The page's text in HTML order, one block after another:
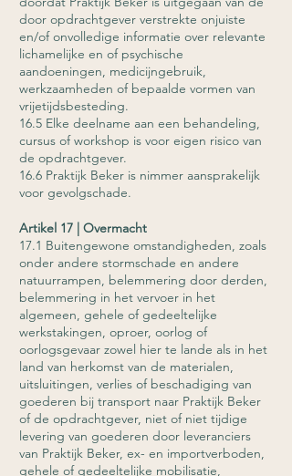
door opdrachtgever verstrekte onjuiste
en/of onvolledige informatie over relevante
lichamelijke en of psychische
aandoeningen, medicijngebruik,
werkzaamheden of bepaalde vormen van
vrijetijdsbesteding.
16.5 Elke deelname aan een behandeling,
cursus of workshop is voor eigen risico van
de opdrachtgever.
16.6 Praktijk Beker is nimmer aansprakelijk
voor gevolgschade.
Artikel 17 | Overmacht
17.1 Buitengewone omstandigheden, zoals
onder andere stormschade en andere
natuurrampen, belemmering door derden,
belemmering in het vervoer in het
algemeen, gehele of gedeeltelijke
werkstakingen, oproer, oorlog of
oorlogsgevaar zowel hier te lande als in het
land van herkomst van de materialen,
uitsluitingen, verlies of beschadiging van
goederen bij transport naar Praktijk Beker
of de opdrachtgever, niet of niet tijdige
levering van goederen door leveranciers
van Praktijk Beker, ex- en importverboden,
gehele of gedeeltelijke mobilisatie,